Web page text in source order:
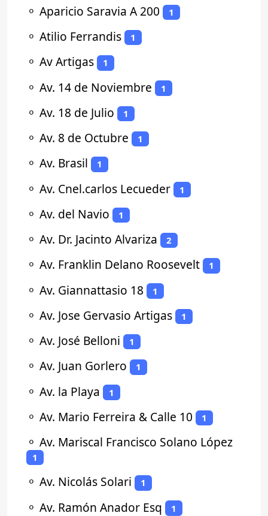
⚬ Aparicio Saravia A 200 1
⚬ Atilio Ferrandis 1
⚬ Av Artigas 1
⚬ Av. 14 de Noviembre 1
⚬ Av. 18 de Julio 1
⚬ Av. 8 de Octubre 1
⚬ Av. Brasil 1
⚬ Av. Cnel.carlos Lecueder 1
⚬ Av. del Navio 1
⚬ Av. Dr. Jacinto Alvariza 2
⚬ Av. Franklin Delano Roosevelt 1
⚬ Av. Giannattasio 18 1
⚬ Av. Jose Gervasio Artigas 1
⚬ Av. José Belloni 1
⚬ Av. Juan Gorlero 1
⚬ Av. la Playa 1
⚬ Av. Mario Ferreira & Calle 10 1
⚬ Av. Mariscal Francisco Solano López
1
⚬ Av. Nicolás Solari 1
⚬ Av. Ramón Anador Esq 1